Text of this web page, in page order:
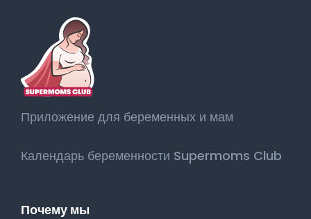
Приложение для беременных и мам
Календарь беременности Supermoms Club
Почему мы